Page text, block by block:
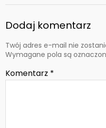
Dodaj komentarz
Twój adres e-mail nie
Wymagane pola są
Komentarz *